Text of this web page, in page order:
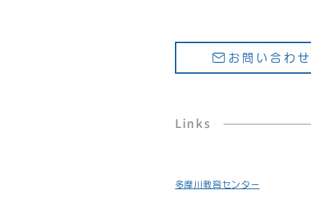
お問い合わせ
Links
​多摩川教育センター